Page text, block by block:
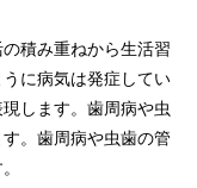
積み重ねから生活習
に病気は発症してい
します。歯周病や虫
。歯周病や虫歯の管